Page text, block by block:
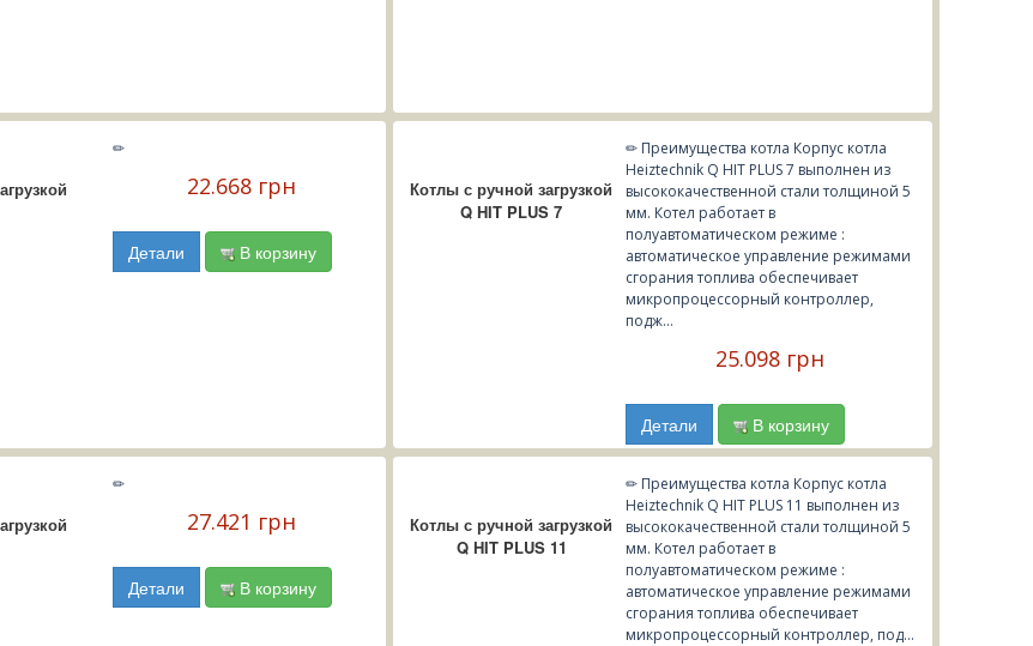
✏
22.668 грн
Детали В корзину
Котлы с ручной загрузкой
Q HIT PLUS 7
✏ Преимущества котла Корпус котла
Heiztechnik Q HIT PLUS 7 выполнен из
высококачественной стали толщиной 5
мм. Котел работает в
полуавтоматическом режиме :
автоматическое управление режимами
сгорания топлива обеспечивает
микропроцессорный контроллер,
подж...
25.098 грн
Детали В корзину
✏
27.421 грн
Детали В корзину
Котлы с ручной загрузкой
Q HIT PLUS 11
✏ Преимущества котла Корпус котла
Heiztechnik Q HIT PLUS 11 выполнен из
высококачественной стали толщиной 5
мм. Котел работает в
полуавтоматическом режиме :
автоматическое управление режимами
сгорания топлива обеспечивает
микропроцессорный контроллер, под...